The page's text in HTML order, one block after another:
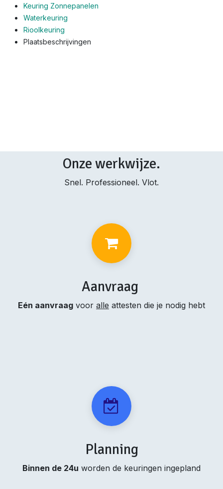
Keuring Zonnepanelen
Waterkeuring
Rioolkeuring
Plaatsbeschrijvingen
Onze werkwijze.
Snel. Professioneel. Vlot.
Aanvraag
Eén aanvraag voor alle attesten die je nodig hebt
Planning
Binnen de 24u worden de keuringen ingepland